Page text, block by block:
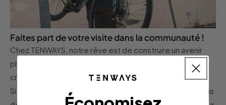
Faites part de votre visite dans la communauté !
Chez TENWAYS, notre rêve est de construire un avenir
plus vert avec une communauté d’e-cyclistes, et nous
croyons profondément que partager c’est s’entraider .
Si vous nous rendez visite à l'Eurobike 2022, n'oubliez pas